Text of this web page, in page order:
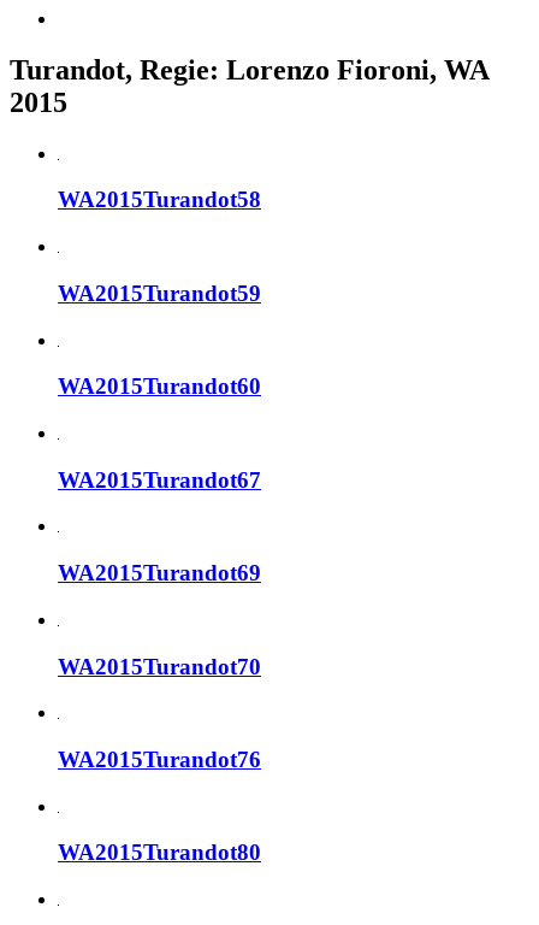
Turandot, Regie: Lorenzo Fioroni, WA
2015
WA2015Turandot58
WA2015Turandot59
WA2015Turandot60
WA2015Turandot67
WA2015Turandot69
WA2015Turandot70
WA2015Turandot76
WA2015Turandot80